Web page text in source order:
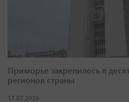
Приморье закрепилось в
регионов страны
17.07.2026